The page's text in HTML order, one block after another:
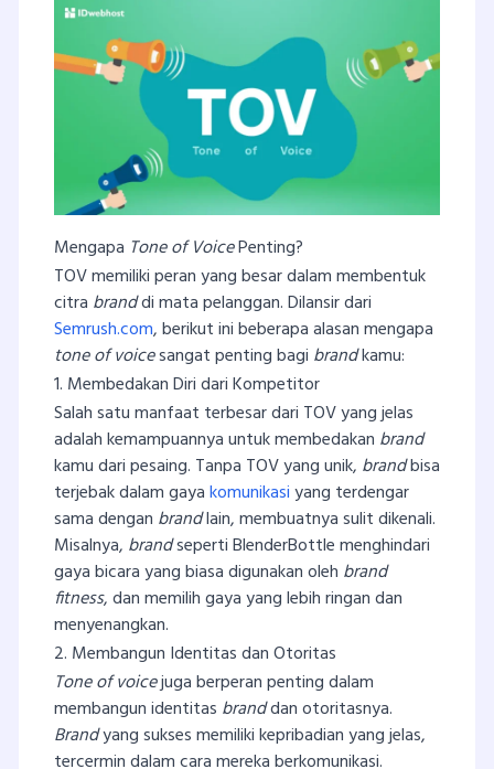
Mengapa Tone of VoicePenting?
TOV memiliki peran yang besar dalam membentuk
citra branddi mata pelanggan. Dilansir dari
Semrush.com, berikut ini beberapa alasan mengapa
tone of voicesangat penting bagi brandkamu:
1. Membedakan Diri dari Kompetitor
Salah satu manfaat terbesar dari TOV yang jelas
adalah kemampuannya untuk membedakan brand
kamu dari pesaing. Tanpa TOV yang unik, brandbisa
terjebak dalam gayakomunikasiyang terdengar
sama dengan brandlain, membuatnya sulit dikenali.
Misalnya, brandseperti BlenderBottle menghindari
gaya bicara yang biasa digunakan oleh brand
fitness, dan memilih gaya yang lebih ringan dan
menyenangkan.
2. Membangun Identitas dan Otoritas
Tone of voicejuga berperan penting dalam
membangun identitas branddan otoritasnya.
Brandyang sukses memiliki kepribadian yang jelas,
tercermin dalam cara mereka berkomunikasi.